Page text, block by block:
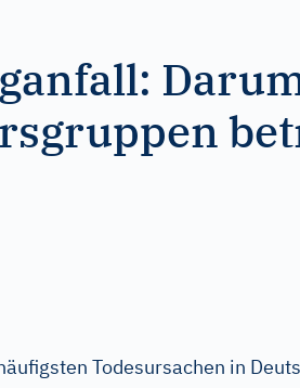
Todesursachen in